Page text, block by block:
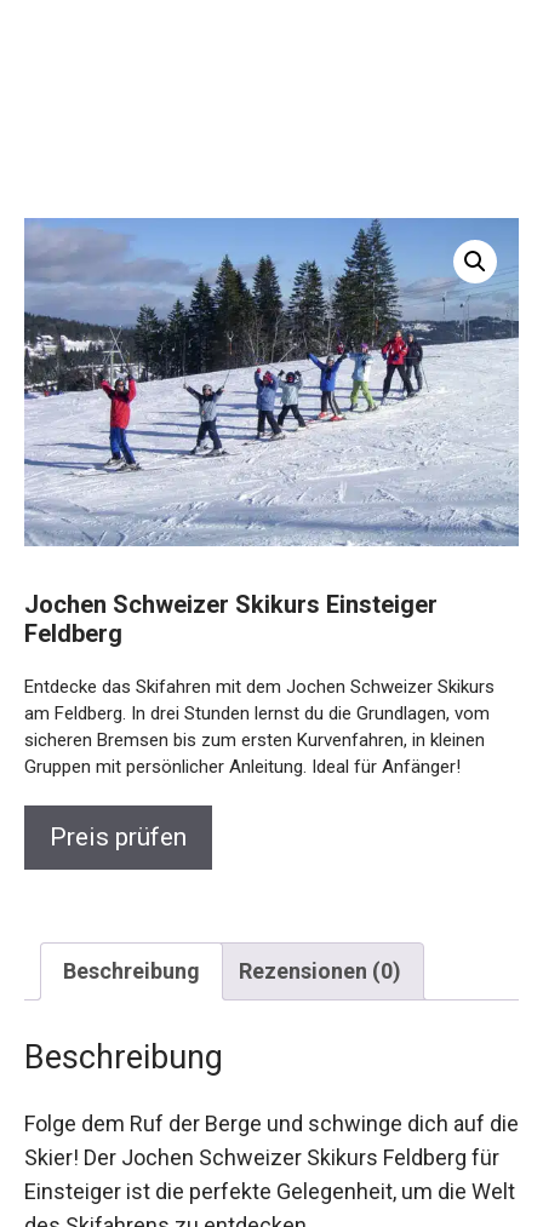
Jochen Schweizer Skikurs Einsteiger
Feldberg
Entdecke das Skifahren mit dem Jochen Schweizer Skikurs
am Feldberg. In drei Stunden lernst du die Grundlagen, vom
sicheren Bremsen bis zum ersten Kurvenfahren, in kleinen
Gruppen mit persönlicher Anleitung. Ideal für Anfänger!
Preis prüfen
Beschreibung Rezensionen (0)
Beschreibung
Folge dem Ruf der Berge und schwinge dich auf
die Skier! Der Jochen Schweizer Skikurs Feldberg
für Einsteiger ist die perfekte Gelegenheit, um die
Welt des Skifahrens zu entdecken.